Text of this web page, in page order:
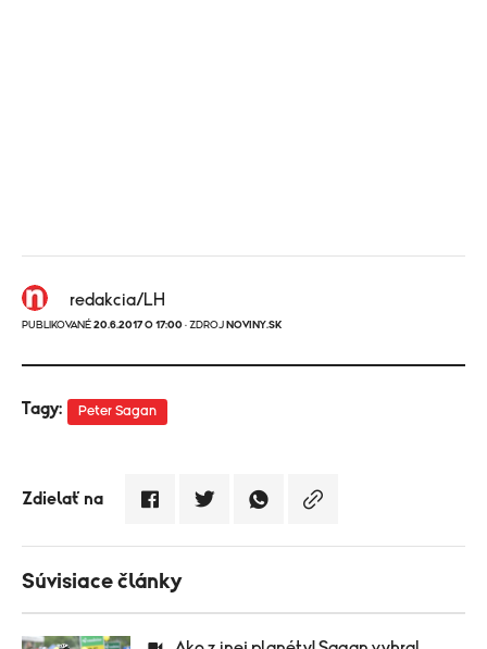
redakcia/LH
PUBLIKOVANÉ 20.6.2017 O 17:00 · ZDROJ NOVINY.SK
Tagy: Peter Sagan
Zdielať na
Súvisiace články